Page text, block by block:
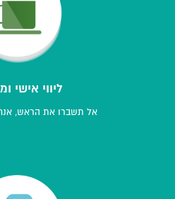
ליווי אישי
אל תשברו את הראש,